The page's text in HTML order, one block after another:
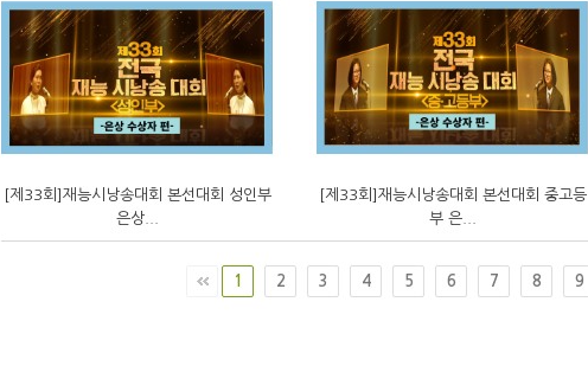
[제33회]재능시낭송대회 본선대회 성인부
은상...
[제33회]재능시낭송대회 본선대회 중고등
부 은...
1 2 3 4 5 6 7 8 9